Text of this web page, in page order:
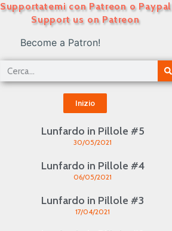
Supportatemi con Patreon o Paypal
Support us on Patreon
Become a Patron!
Inizio
Lunfardo in Pillole #5
30/05/2021
Lunfardo in Pillole #4
06/05/2021
Lunfardo in Pillole #3
17/04/2021